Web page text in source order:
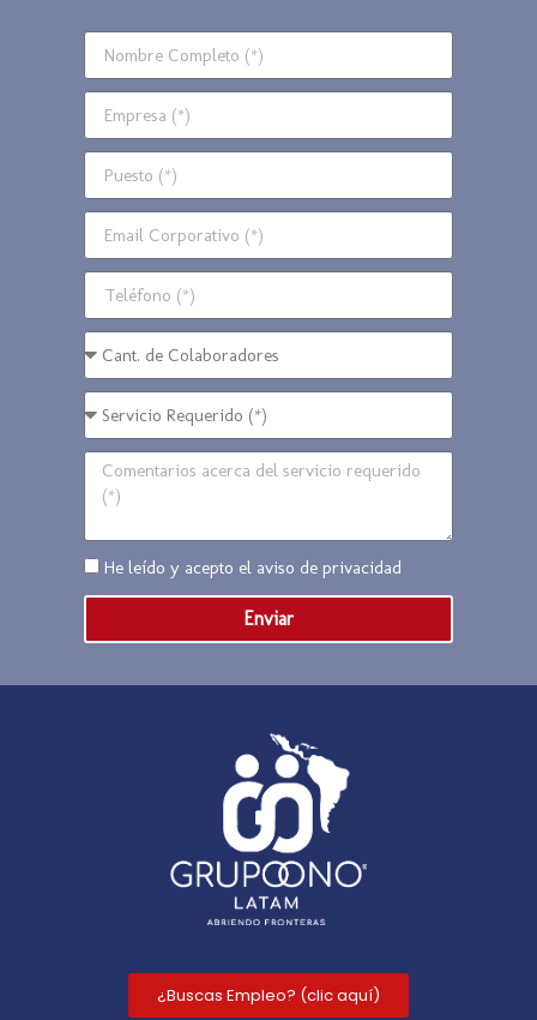
¿Buscas Empleo? (clic aquí)
He leído y acepto el aviso de privacidad
Enviar